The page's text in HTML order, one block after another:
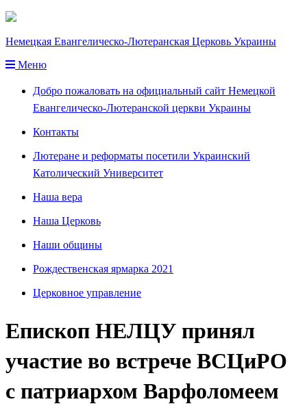
Немецкая Евангелическо-Лютеранская Церковь Украины
Меню
Добро пожаловать на официальный сайт Немецкой
Евангелическо-Лютеранской церкви Украины
Контакты
Лютеране и реформаты посетили Украинский
Католический Университет
Наша вера
Наша Церковь
Наши общины
Рождественская ярмарка 2021
Церковное управление
Епископ НЕЛЦУ принял
участие во встрече ВСЦиРО
с патриархом Варфоломеем